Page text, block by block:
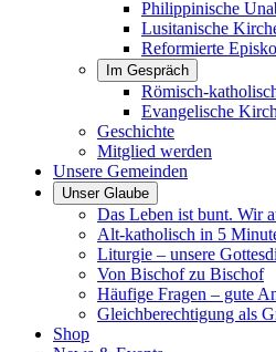
Philippinische
Lusitanische
Reformierte
Im Gespräch
Römisch-
Evangelische
Geschichte
Mitglied werden
Unsere Gemeinden
Unser Glaube
Das Leben ist bunt. Wir
Alt-katholisch in 5
Liturgie – unsere
Von Bischof zu Bischof
Häufige Fragen – gute
Gleichberechtigung als
Shop